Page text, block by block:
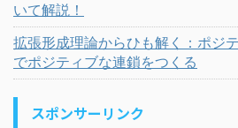
いて解説！
拡張形成理論からひも解く：ポジ
でポジティブな連鎖をつくる
スポンサーリンク